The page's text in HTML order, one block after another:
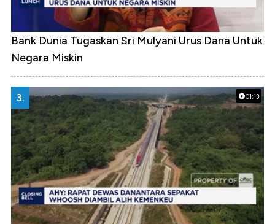
Bank Dunia Tugaskan Sri Mulyani Urus Dana Untuk
Negara Miskin
01:13
3.